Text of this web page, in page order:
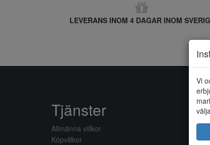
LEVERANS INOM 4 DAGAR INOM
Vi
Tjänster
Allmänna villkor
Köpvillkor